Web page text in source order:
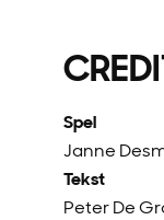
Spel
Janne
Tekst
Peter De